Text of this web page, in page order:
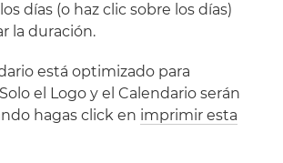
días (o haz clic sobre los días)
la duración.
está optimizado para
el Logo y el Calendario serán
hagas click en imprimir esta